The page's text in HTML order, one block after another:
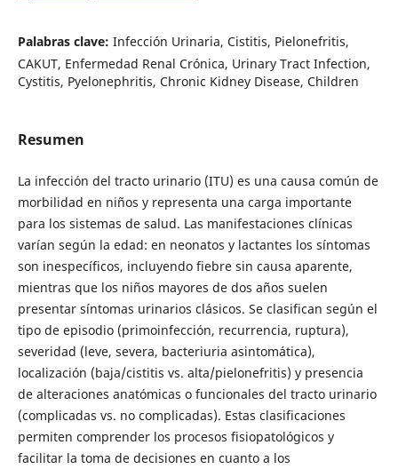
Palabras clave: Infección Urinaria, Cistitis, Pielonefritis,
CAKUT, Enfermedad Renal Crónica, Urinary Tract Infection,
Cystitis, Pyelonephritis, Chronic Kidney Disease, Children
Resumen
La infección del tracto urinario (ITU) es una causa común de
morbilidad en niños y representa una carga importante
para los sistemas de salud. Las manifestaciones clínicas
varían según la edad: en neonatos y lactantes los síntomas
son inespecíficos, incluyendo fiebre sin causa aparente,
mientras que los niños mayores de dos años suelen
presentar síntomas urinarios clásicos. Se clasifican según el
tipo de episodio (primoinfección, recurrencia, ruptura),
severidad (leve, severa, bacteriuria asintomática),
localización (baja/cistitis vs. alta/pielonefritis) y presencia
de alteraciones anatómicas o funcionales del tracto urinario
(complicadas vs. no complicadas). Estas clasificaciones
permiten comprender los procesos fisiopatológicos y
facilitar la toma de decisiones en cuanto a los